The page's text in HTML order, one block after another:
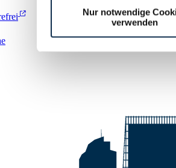
Nur notwendige
verwenden